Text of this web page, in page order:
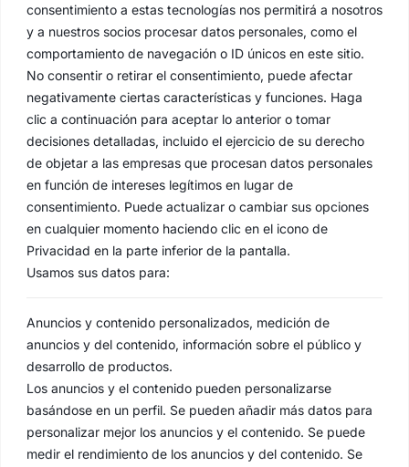
consentimiento a estas tecnologías nos permitirá a nosotros
y a nuestros socios procesar datos personales, como el
comportamiento de navegación o ID únicos en este sitio.
No consentir o retirar el consentimiento, puede afectar
negativamente ciertas características y funciones. Haga
clic a continuación para aceptar lo anterior o tomar
decisiones detalladas, incluido el ejercicio de su derecho
de objetar a las empresas que procesan datos personales
en función de intereses legítimos en lugar de
consentimiento. Puede actualizar o cambiar sus opciones
en cualquier momento haciendo clic en el icono de
Privacidad en la parte inferior de la pantalla.
Usamos sus datos para:
Anuncios y contenido personalizados, medición de
anuncios y del contenido, información sobre el público y
desarrollo de productos.
Los anuncios y el contenido pueden personalizarse
basándose en un perfil. Se pueden añadir más datos para
personalizar mejor los anuncios y el contenido. Se puede
medir el rendimiento de los anuncios y del contenido. Se